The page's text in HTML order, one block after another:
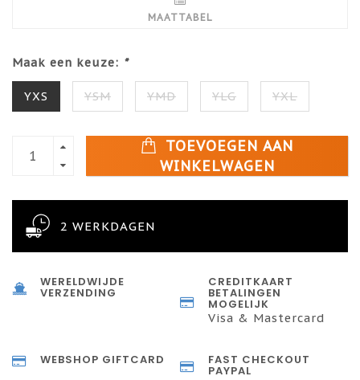
MAATTABEL
Maak een keuze: *
YXS YSM YMD YLG YXL
TOEVOEGEN AAN
WINKELWAGEN
2 WERKDAGEN
WERELDWIJDE
VERZENDING
CREDITKAART
BETALINGEN
MOGELIJK
Visa & Mastercard
WEBSHOP GIFTCARD FAST CHECKOUT
PAYPAL